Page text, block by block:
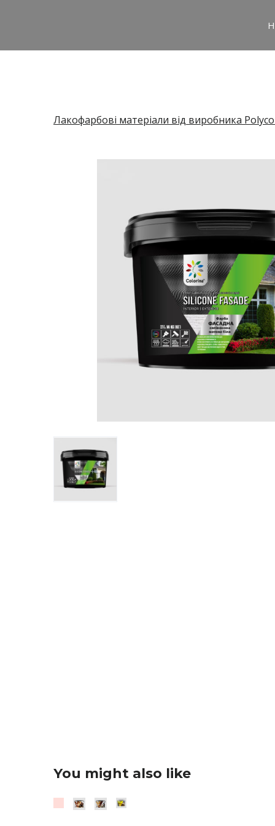
Лакофарбові матеріали від виробника
You might also like